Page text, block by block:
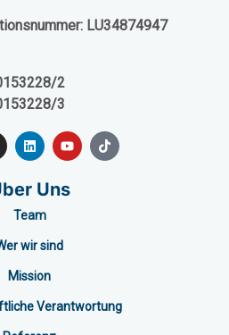
LU34874947
2
3
Uns
Team
wir sind
Mission
Verantwortung